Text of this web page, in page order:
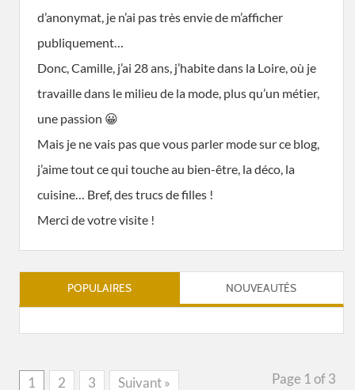
d’anonymat, je n’ai pas très envie de m’afficher
publiquement…
Donc, Camille, j’ai 28 ans, j’habite dans la Loire, où je
travaille dans le milieu de la mode, plus qu’un métier,
une passion 😀
Mais je ne vais pas que vous parler mode sur ce blog,
j’aime tout ce qui touche au bien-être, la déco, la
cuisine… Bref, des trucs de filles !
Merci de votre visite !
POPULAIRES NOUVEAUTÉS
1 2 3 Suivant » Page 1 of 3